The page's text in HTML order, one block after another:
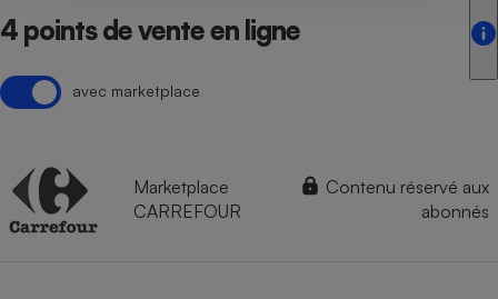
4 points de vente en ligne
avec marketplace
Marketplace
CARREFOUR
Contenu réservé aux
abonnés